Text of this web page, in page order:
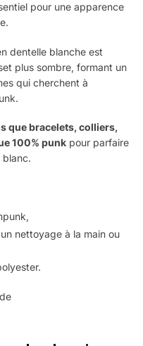
pour une apparence
dentelle blanche est
plus sombre, formant un
qui cherchent à
que bracelets, colliers,
100% punk pour parfaire
blanc.
nettoyage à la main ou